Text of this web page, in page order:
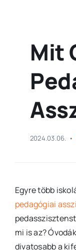
Mit
2024.03.06. •
Egyre több
pedagógiai
mi is az?
divatosabb a